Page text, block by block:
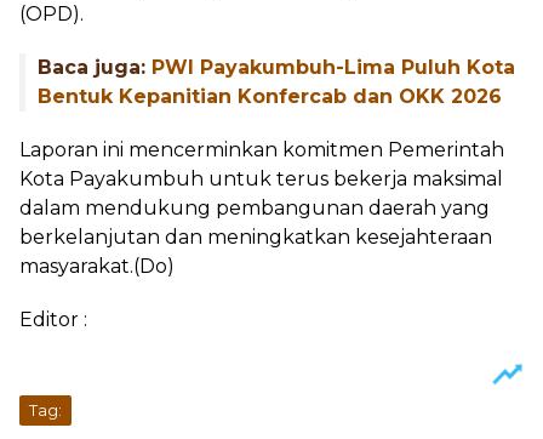
(OPD).
Baca juga: PWI Payakumbuh-Lima Puluh Kota
Bentuk Kepanitian Konfercab dan OKK 2026
Laporan ini mencerminkan komitmen Pemerintah
Kota Payakumbuh untuk terus bekerja maksimal
dalam mendukung pembangunan daerah yang
berkelanjutan dan meningkatkan kesejahteraan
masyarakat.(Do)
Editor :
Tag: